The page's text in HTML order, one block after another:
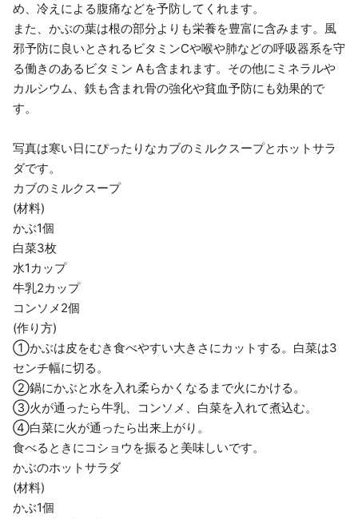
め、冷えによる腹痛などを予防してくれます。
また、かぶの葉は根の部分よりも栄養を豊富に含みます。風
邪予防に良いとされるビタミンCや喉や肺などの呼吸器系を守
る働きのあるビタミン Aも含まれます。その他にミネラルや
カルシウム、鉄も含まれ骨の強化や貧血予防にも効果的で
す。
写真は寒い日にぴったりなカブのミルクスープとホットサラ
ダです。
カブのミルクスープ
(材料)
かぶ1個
白菜3枚
水1カップ
牛乳2カップ
コンソメ2個
(作り方)
①かぶは皮をむき食べやすい大きさにカットする。白菜は3
センチ幅に切る。
②鍋にかぶと水を入れ柔らかくなるまで火にかける。
③火が通ったら牛乳、コンソメ、白菜を入れて煮込む。
④白菜に火が通ったら出来上がり。
食べるときにコショウを振ると美味しいです。
かぶのホットサラダ
(材料)
かぶ1個